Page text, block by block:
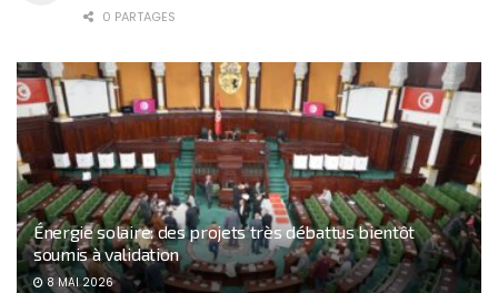
0 PARTAGES
Énergie solaire: des projets très débattus bientôt
soumis à validation
8 MAI 2026